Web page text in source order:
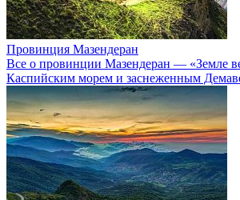
Провинция Мазендеран
Все о провинции Мазендеран — «Земле
Каспийским морем и заснеженным